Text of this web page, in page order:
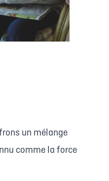
un mélange
comme la force